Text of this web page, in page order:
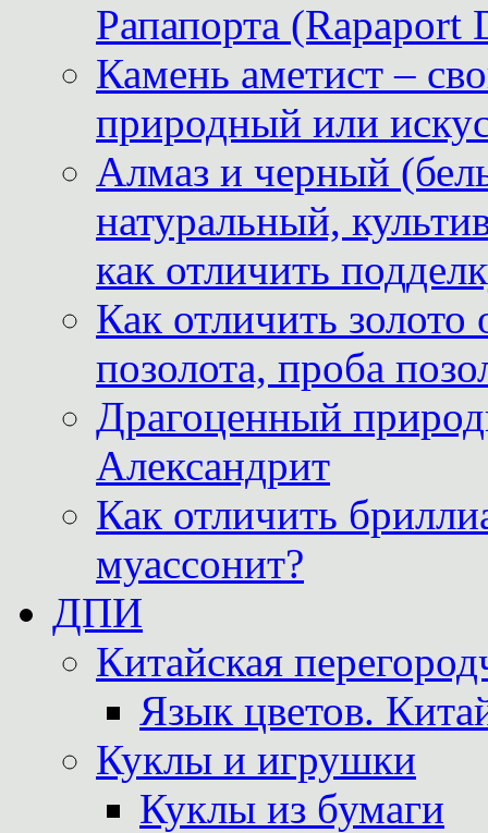
Рапапорта (Rapaport
Камень аметист –
природный или
Алмаз и черный
натуральный,
как отличить
Как отличить
позолота, проба
Драгоценный
Александрит
Как отличить
муассонит?
ДПИ
Китайская
Язык цветов.
Куклы и игрушки
Куклы из бумаги